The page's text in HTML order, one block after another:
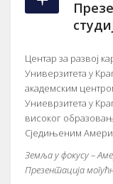
Центар за развој
Универзитета у
академским
Униеврзитета у
високог
Сједињеним
Земља у фокусу –
Презентација